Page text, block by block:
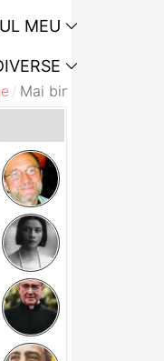
MEU
Mai bine un suman